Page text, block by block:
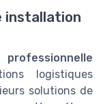
installation
professionnelle
logistiques
solutions de